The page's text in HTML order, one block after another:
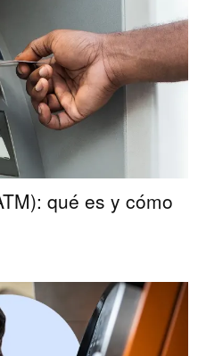
qué es y cómo